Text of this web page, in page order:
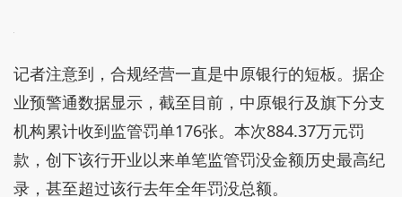
记者注意到，合规经营一直是中原银行的短板。据企
业预警通数据显示，截至目前，中原银行及旗下分支
机构累计收到监管罚单176张。本次884.37万元罚
款，创下该行开业以来单笔监管罚没金额历史最高纪
录，甚至超过该行去年全年罚没总额。